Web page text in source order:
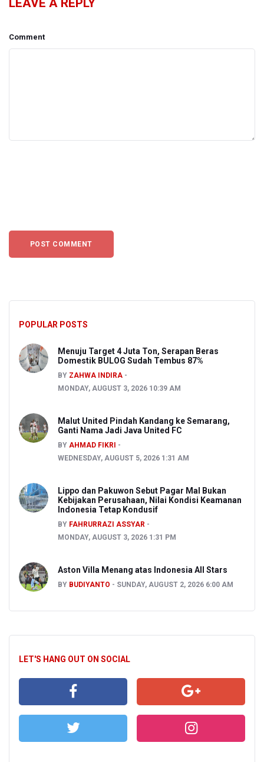
LEAVE A REPLY
Comment
POPULAR POSTS
Menuju Target 4 Juta Ton, Serapan Beras
Domestik BULOG Sudah Tembus 87%
BY ZAHWA INDIRA
MONDAY, AUGUST 3, 2026 10:39 AM
Malut United Pindah Kandang ke Semarang,
Ganti Nama Jadi Java United FC
BY AHMAD FIKRI
WEDNESDAY, AUGUST 5, 2026 1:31 AM
Lippo dan Pakuwon Sebut Pagar Mal Bukan
Kebijakan Perusahaan, Nilai Kondisi Keamanan
Indonesia Tetap Kondusif
BY FAHRURRAZI ASSYAR
MONDAY, AUGUST 3, 2026 1:31 PM
Aston Villa Menang atas Indonesia All Stars
BY BUDIYANTO SUNDAY, AUGUST 2, 2026 6:00 AM
LET'S HANG OUT ON SOCIAL